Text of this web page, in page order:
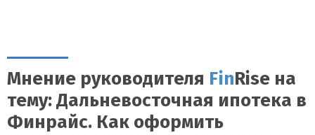
Мнение руководителя Fin Rise на
тему: Дальневосточная ипотека в
Финрайс. Как оформить